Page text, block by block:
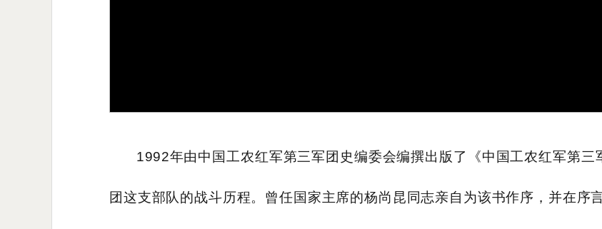
1992年由中国工农红军第三军团史编委会编撰出版了《中国工农红军第
团这支部队的战斗历程。曾任国家主席的杨尚昆同志亲自为该书作序，并在序